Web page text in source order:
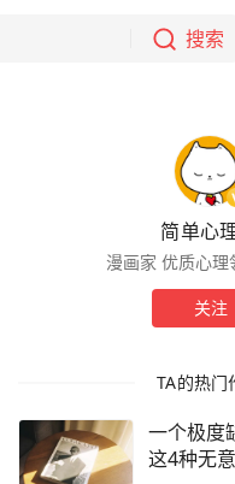
搜索
简单心
漫画家 优质心理
关注
TA的热门
一个极度
这4种无